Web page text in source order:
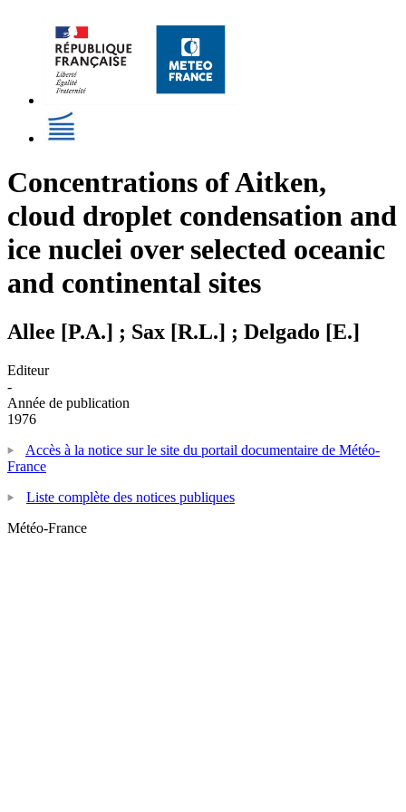
Concentrations of Aitken,
cloud droplet condensation and
ice nuclei over selected oceanic
and continental sites
Allee [P.A.] ; Sax [R.L.] ; Delgado [E.]
Editeur
-
Année de publication
1976
Accès à la notice sur le site du portail documentaire de Météo-
France
Liste complète des notices publiques
Météo-France